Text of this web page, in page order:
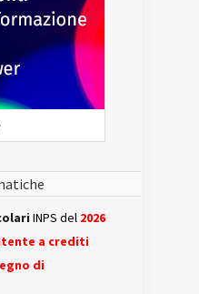
INPS del 2026
a crediti
di